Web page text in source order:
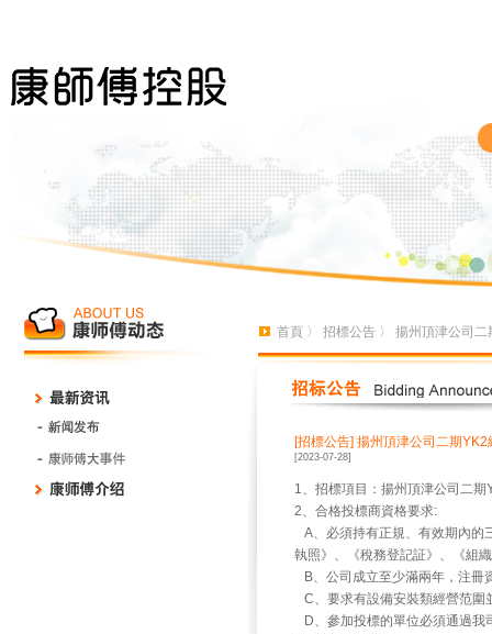
首頁 〉 招標公告 〉 揚州頂津公司
[招標公告] 揚州頂津公司二期
[2023-07-28]
1、招標項目：揚州頂津公司二
2、合格投標商資格要求:
A、必須持有正規、有效期內的
執照》、《稅務登記証》、《組
B、公司成立至少滿兩年，注冊
C、要求有設備安裝類經營范圍
D、參加投標的單位必須通過我